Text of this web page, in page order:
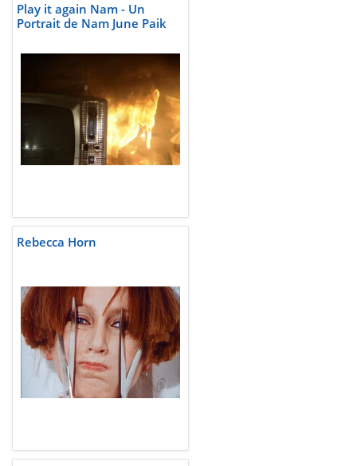
Play it again Nam - Un
Portrait de Nam June Paik
Rebecca Horn